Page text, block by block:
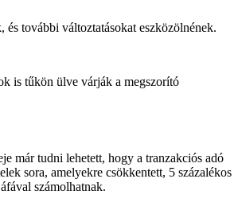
további változtatásokat eszközölnének.
is tűkön ülve várják a megszorító
már tudni lehetett, hogy a tranzakciós adó
sora, amelyekre csökkentett, 5 százalékos
számolhatnak.